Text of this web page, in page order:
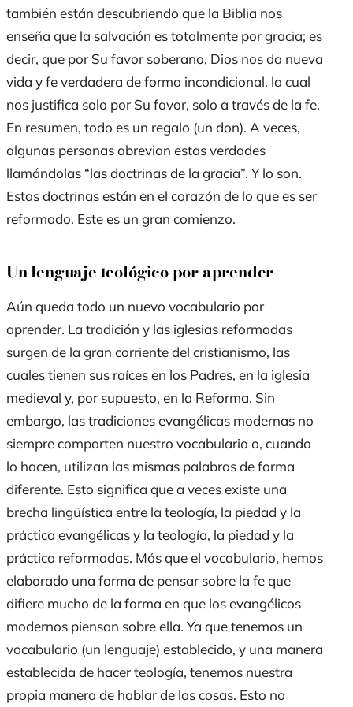
también están descubriendo que la Biblia nos
enseña que la salvación es totalmente por gracia; es
decir, que por Su favor soberano, Dios nos da nueva
vida y fe verdadera de forma incondicional, la cual
nos justifica solo por Su favor, solo a través de la fe.
En resumen, todo es un regalo (un don). A veces,
algunas personas abrevian estas verdades
llamándolas “las doctrinas de la gracia”. Y lo son.
Estas doctrinas están en el corazón de lo que es ser
reformado. Este es un gran comienzo.
Un lenguaje teológico por aprender
Aún queda todo un nuevo vocabulario por
aprender. La tradición y las iglesias reformadas
surgen de la gran corriente del cristianismo, las
cuales tienen sus raíces en los Padres, en la iglesia
medieval y, por supuesto, en la Reforma. Sin
embargo, las tradiciones evangélicas modernas no
siempre comparten nuestro vocabulario o, cuando
lo hacen, utilizan las mismas palabras de forma
diferente. Esto significa que a veces existe una
brecha lingüística entre la teología, la piedad y la
práctica evangélicas y la teología, la piedad y la
práctica reformadas. Más que el vocabulario, hemos
elaborado una forma de pensar sobre la fe que
difiere mucho de la forma en que los evangélicos
modernos piensan sobreella. Ya quetenemos un
vocabulario (un lenguaje) establecido, y una manera
establecida de hacer teología, tenemos nuestra
propia manera de hablar de las cosas. Esto no